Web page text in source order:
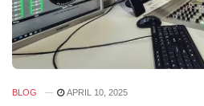
BLOG APRIL 10, 2025